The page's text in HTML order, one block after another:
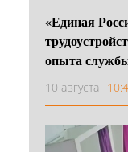
«Единая
опыта
10 августа